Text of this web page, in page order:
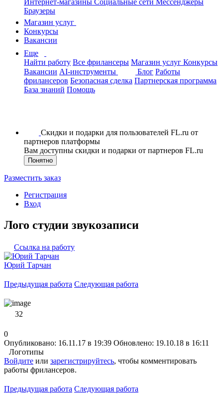
Интернет-магазины Социальные сети Мессенджеры
Браузеры
Магазин услуг
Конкурсы
Вакансии
Еще
Найти работу Все фрилансеры Магазин услуг Конкурсы
Вакансии AI-инструменты Блог Работы
фрилансеров Безопасная сделка Партнерская программа
База знаний Помощь
Скидки и подарки для пользователей FL.ru от
партнеров платформы
Вам доступны скидки и подарки от партнеров FL.ru
Понятно
Разместить заказ
Регистрация
Вход
Лого студии звукозаписи
Ссылка на работу
Юрий Тарчан
Предыдущая работа Следующая работа
32
0
Опубликовано: 16.11.17 в 19:39 Обновлено: 19.10.18 в 16:11
Логотипы
Войдите или зарегистрируйтесь, чтобы комментировать
работы фрилансеров.
Предыдущая работа Следующая работа